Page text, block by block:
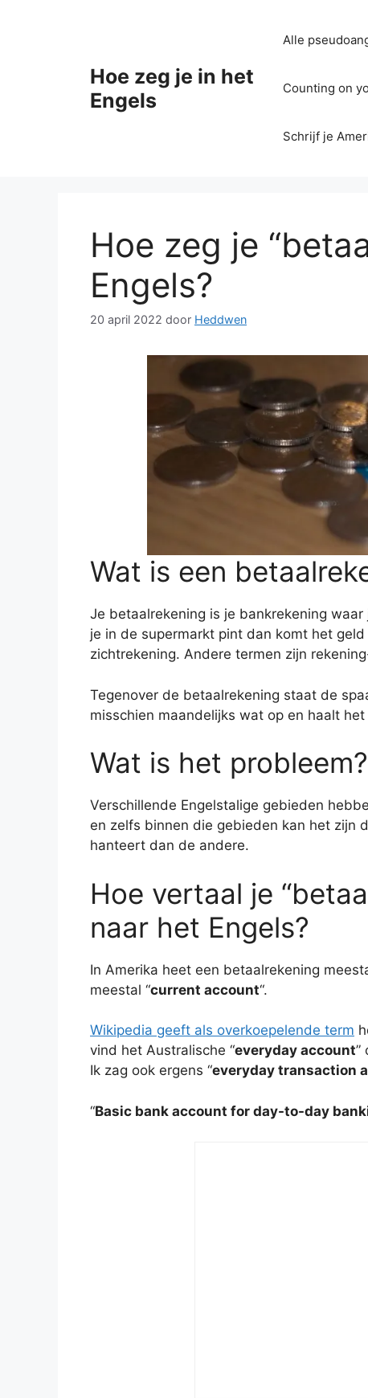
Hoe zeg je in het
Engels
Alle
Counting on
Schrijf je
Hoe zeg je
Engels?
20 april 2022 door Heddwen
Wat is een
Je betaalrekening is je bankrekening
je in de supermarkt pint dan komt het
zichtrekening. Andere termen zijn
Tegenover de betaalrekening staat de
misschien maandelijks wat op en haalt
Wat is het probleem?
Verschillende Engelstalige gebieden
en zelfs binnen die gebieden kan het zijn
hanteert dan de andere.
Hoe vertaal je
naar het Engels?
In Amerika heet een betaalrekening
meestal “current account“.
Wikipedia geeft als overkoepelende term
vind het Australische “everyday account”
Ik zag ook ergens “everyday transaction
“Basic bank account for day-to-day